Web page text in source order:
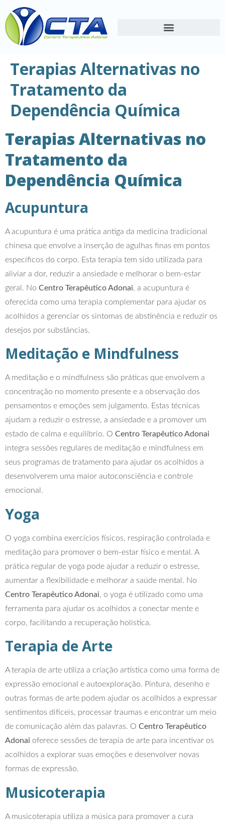
Terapias Alternativas no
Tratamento da
Dependência Química
Terapias Alternativas no
Tratamento da
Dependência Química
Acupuntura
A acupuntura é uma prática antiga da medicina tradicional
chinesa que envolve a inserção de agulhas finas em pontos
específicos do corpo. Esta terapia tem sido utilizada para
aliviar a dor, reduzir a ansiedade e melhorar o bem-estar
geral. No Centro Terapêutico Adonai, a acupuntura é
oferecida como uma terapia complementar para ajudar os
acolhidos a gerenciar os sintomas de abstinência e reduzir os
desejos por substâncias.
Meditação e Mindfulness
A meditação e o mindfulness são práticas que envolvem a
concentração no momento presente e a observação dos
pensamentos e emoções sem julgamento. Estas técnicas
ajudam a reduzir o estresse, a ansiedade e a promover um
estado de calma e equilíbrio. O Centro Terapêutico Adonai
integra sessões regulares de meditação e mindfulness em
seus programas de tratamento para ajudar os acolhidos a
desenvolverem uma maior autoconsciência e controle
emocional.
Yoga
O yoga combina exercícios físicos, respiração controlada e
meditação para promover o bem-estar físico e mental. A
prática regular de yoga pode ajudar a reduzir o estresse,
aumentar a flexibilidade e melhorar a saúde mental. No
Centro Terapêutico Adonai, o yoga é utilizado como uma
ferramenta para ajudar os acolhidos a conectar mente e
corpo, facilitando a recuperação holística.
Terapia de Arte
A terapia de arte utiliza a criação artística como uma forma de
expressão emocional e autoexploração. Pintura, desenho e
outras formas de arte podem ajudar os acolhidos a expressar
sentimentos difíceis, processar traumas e encontrar um meio
de comunicação além das palavras. O Centro Terapêutico
Adonai oferece sessões de terapia de arte para incentivar os
acolhidos a explorar suas emoções e desenvolver novas
formas de expressão.
Musicoterapia
A musicoterapia utiliza a música para promover a cura